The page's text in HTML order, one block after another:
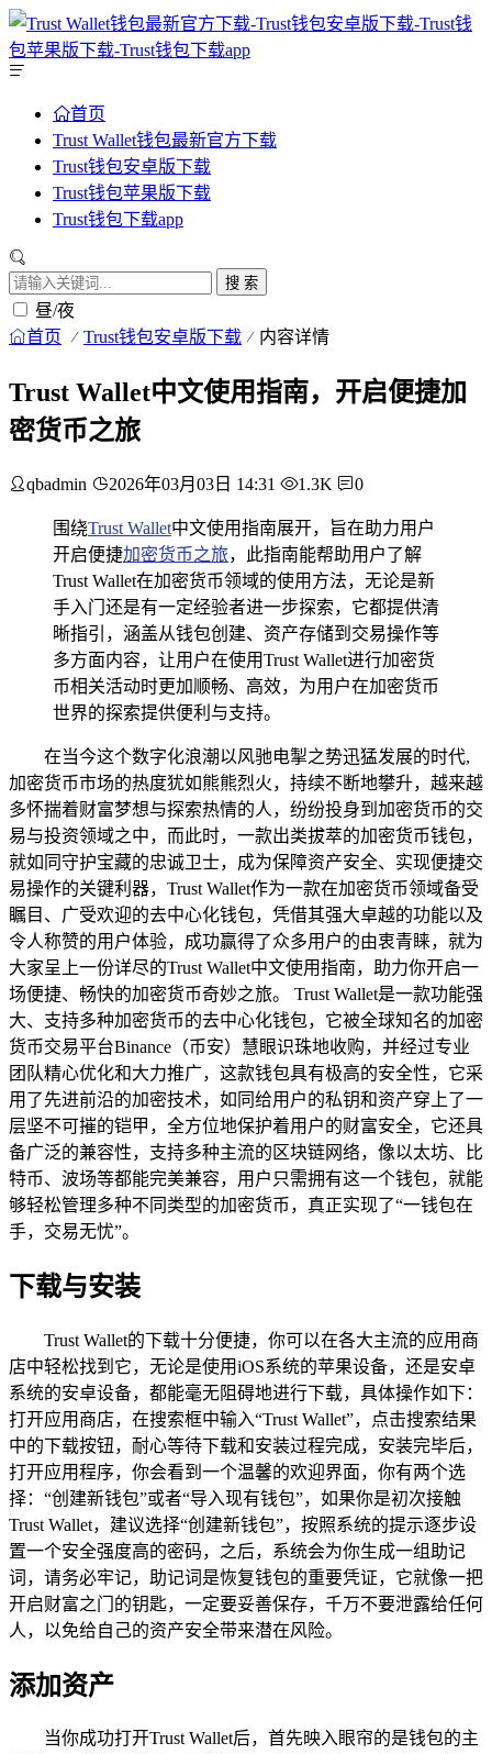
首页
Trust Wallet钱包最新官方下载
Trust钱包安卓版下载
Trust钱包苹果版下载
Trust钱包下载app
搜 索
昼/夜
首页 Trust钱包安卓版下载 内容详情
Trust Wallet中文使用指南，开启便捷加
密货币之旅
qbadmin 2026年03月03日 14:31 1.3K 0
围绕Trust Wallet中文使用指南展开，旨在助力用户
开启便捷加密货币之旅，此指南能帮助用户了解
Trust Wallet在加密货币领域的使用方法，无论是新
手入门还是有一定经验者进一步探索，它都提供清
晰指引，涵盖从钱包创建、资产存储到交易操作等
多方面内容，让用户在使用Trust Wallet进行加密货
币相关活动时更加顺畅、高效，为用户在加密货币
世界的探索提供便利与支持。
在当今这个数字化浪潮以风驰电掣之势迅猛发展的时代,
加密货币市场的热度犹如熊熊烈火，持续不断地攀升，越来越
多怀揣着财富梦想与探索热情的人，纷纷投身到加密货币的交
易与投资领域之中，而此时，一款出类拔萃的加密货币钱包，
就如同守护宝藏的忠诚卫士，成为保障资产安全、实现便捷交
易操作的关键利器，Trust Wallet作为一款在加密货币领域备受
瞩目、广受欢迎的去中心化钱包，凭借其强大卓越的功能以及
令人称赞的用户体验，成功赢得了众多用户的由衷青睐，就为
大家呈上一份详尽的Trust Wallet中文使用指南，助力你开启一
场便捷、畅快的加密货币奇妙之旅。 Trust Wallet是一款功能强
大、支持多种加密货币的去中心化钱包，它被全球知名的加密
货币交易平台Binance（币安）慧眼识珠地收购，并经过专业
团队精心优化和大力推广，这款钱包具有极高的安全性，它采
用了先进前沿的加密技术，如同给用户的私钥和资产穿上了一
层坚不可摧的铠甲，全方位地保护着用户的财富安全，它还具
备广泛的兼容性，支持多种主流的区块链网络，像以太坊、比
特币、波场等都能完美兼容，用户只需拥有这一个钱包，就能
够轻松管理多种不同类型的加密货币，真正实现了“一钱包在
手，交易无忧”。
下载与安装
Trust Wallet的下载十分便捷，你可以在各大主流的应用商
店中轻松找到它，无论是使用iOS系统的苹果设备，还是安卓
系统的安卓设备，都能毫无阻碍地进行下载，具体操作如下：
打开应用商店，在搜索框中输入“Trust Wallet”，点击搜索结果
中的下载按钮，耐心等待下载和安装过程完成，安装完毕后，
打开应用程序，你会看到一个温馨的欢迎界面，你有两个选
择：“创建新钱包”或者“导入现有钱包”，如果你是初次接触
Trust Wallet，建议选择“创建新钱包”，按照系统的提示逐步设
置一个安全强度高的密码，之后，系统会为你生成一组助记
词，请务必牢记，助记词是恢复钱包的重要凭证，它就像一把
开启财富之门的钥匙，一定要妥善保存，千万不要泄露给任何
人，以免给自己的资产安全带来潜在风险。
添加资产
当你成功打开Trust Wallet后，首先映入眼帘的是钱包的主